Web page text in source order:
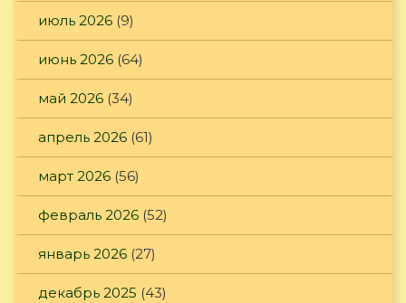
июль 2026 (9)
июнь 2026 (64)
май 2026 (34)
апрель 2026 (61)
март 2026 (56)
февраль 2026 (52)
январь 2026 (27)
декабрь 2025 (43)